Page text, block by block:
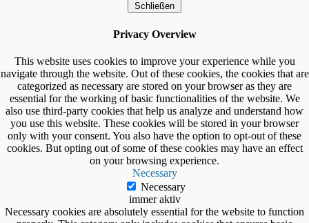
Schließen
Privacy Overview
This website uses cookies to improve your experience while you
navigate through the website. Out of these cookies, the cookies that are
categorized as necessary are stored on your browser as they are
essential for the working of basic functionalities of the website. We
also use third-party cookies that help us analyze and understand how
you use this website. These cookies will be stored in your browser
only with your consent. You also have the option to opt-out of these
cookies. But opting out of some of these cookies may have an effect
on your browsing experience.
Necessary
Necessary
immer aktiv
Necessary cookies are absolutely essential for the website to function